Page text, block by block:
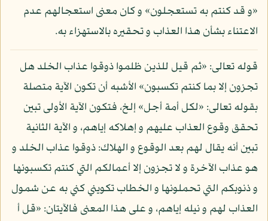
«و قد كنتم به تستعجلون» و كان معنى استعجالهم عدم
الاعتناء بشأن هذا العذاب و تحقيره بالاستهزاء به.
قوله تعالى: «ثم قيل للذين ظلموا ذوقوا عذاب الخلد هل
تجزون إلا بما كنتم تكسبون» الأشبه أن تكون الآية متصلة
بقوله تعالى: «لكل أمة أجل» إلخ، فتكون الآية الأولى تبين
تحقق وقوع العذاب عليهم و إهلاكه إياهم، و الآية الثانية
تبين أنه يقال لهم بعد الوقوع و الهلاك: ذوقوا عذاب الخلد و
هو عذاب الآخرة و لا تجزون إلا أعمالكم التي كنتم تكسبونها
و ذنوبكم التي تحملونها و الخطاب تكويني كني به عن شمول
العذاب لهم و نيله إياهم، و على هذا المعنى فالآيتان: «قل أ